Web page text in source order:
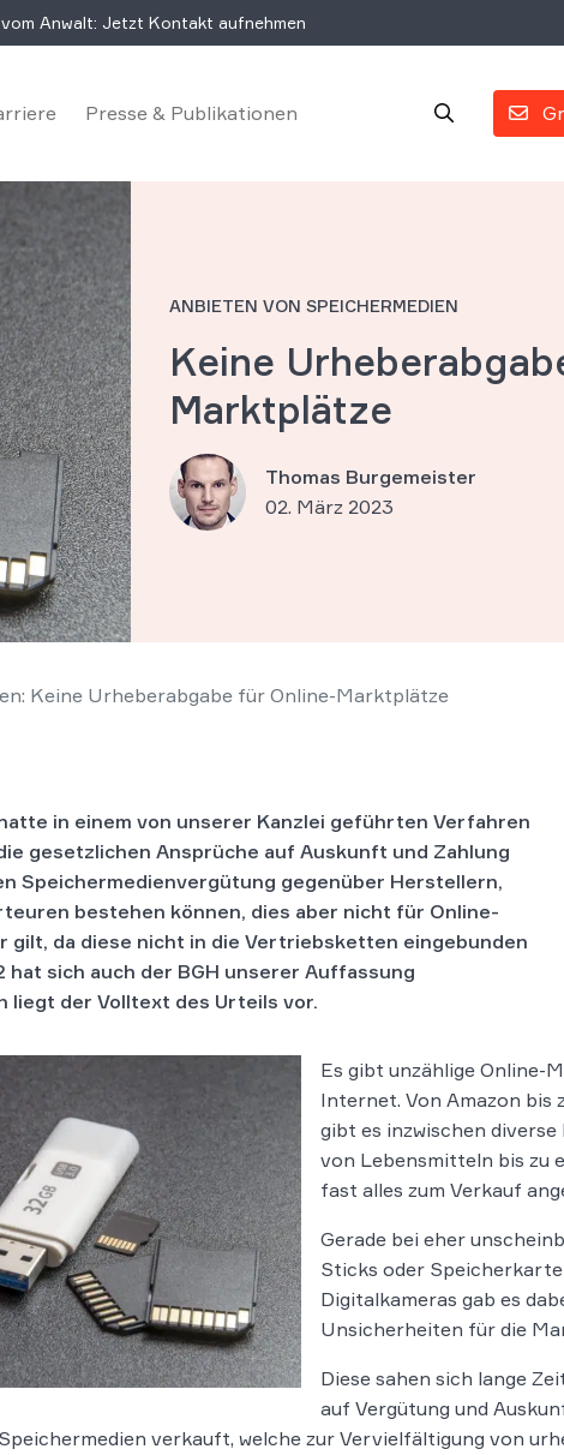
Anwalt: Jetzt Kontakt aufnehmen
Presse & Publikationen
ANBIETEN VON SPEICHERMEDIEN
Keine
Marktplätze
Thomas Burgemeister
02. März 2023
Keine Urheberabgabe für Online-Marktplätze
in einem von unserer Kanzlei geführten Verfahren
gesetzlichen Ansprüche auf Auskunft und Zahlung
Speichermedienvergütung gegenüber Herstellern,
bestehen können, dies aber nicht für Online-
gilt, da diese nicht in die Vertriebsketten eingebunden
hat sich auch der BGH unserer Auffassung
liegt der Volltext des Urteils vor.
Es gibt unzählige Online-
Internet. Von Amazon bis
gibt es inzwischen
von Lebensmitteln bis zu
fast alles zum Verkauf
Gerade bei eher
Sticks oder
Digitalkameras gab es
Unsicherheiten für die
Diese sahen sich lange
auf Vergütung und
Speichermedien verkauft, welche zur Vervielfältigung von